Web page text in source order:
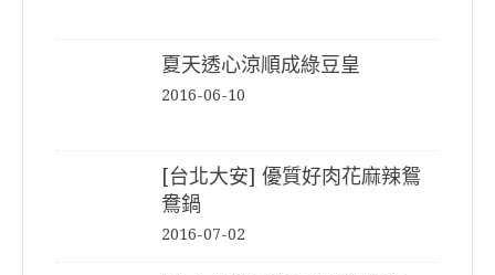
夏天透心涼順成綠豆皇
2016-06-10
[台北大安] 優質好肉花麻辣鴛
鴦鍋
2016-07-02